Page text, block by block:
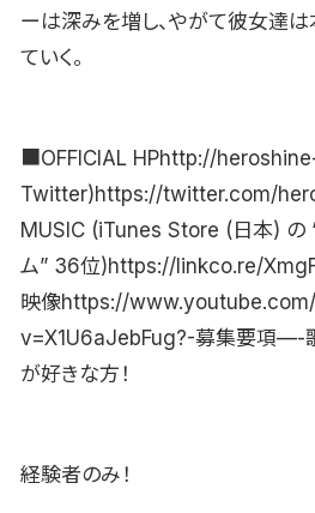
ーは深みを増し、やがて彼女達は
ていく。
■OFFICIAL HPhttp://
Twitter)https://twitter.com/
MUSIC (iTunes Store (日本) の
ム” 36位)https://linkco.re/
映像https://
v=X1U6aJebFug?-募集要項—-
が好きな方！
経験者のみ！